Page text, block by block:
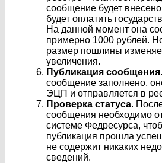
сообщение будет
будет оплатить
На данной момент она
примерно 1000 рублей.
размер пошлины
увеличения.
Публикация сообщения
сообщение заполнено,
ЭЦП и отправляется в
Проверка статуса.
сообщения необходимо
системе Федресурса,
публикация прошла
не содержит никаких
сведений.